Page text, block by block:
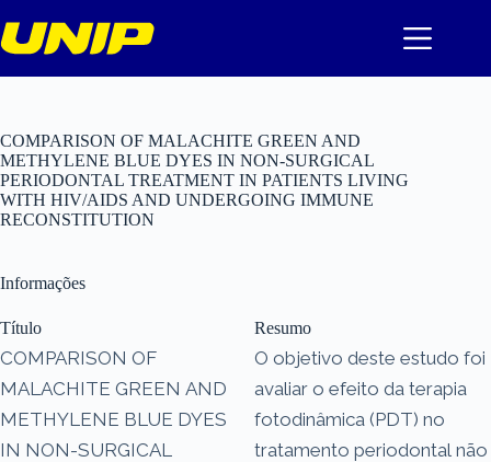
para
o
COMPARISON OF MALACHITE GREEN AND
METHYLENE BLUE DYES IN NON-SURGICAL
PERIODONTAL TREATMENT IN PATIENTS LIVING
WITH HIV/AIDS AND UNDERGOING IMMUNE
RECONSTITUTION
Informações
Título
COMPARISON OF
MALACHITE GREEN AND
METHYLENE BLUE DYES
IN NON-SURGICAL
Resumo
O objetivo deste estudo foi
avaliar o efeito da terapia
fotodinâmica (PDT) no
tratamento periodontal não